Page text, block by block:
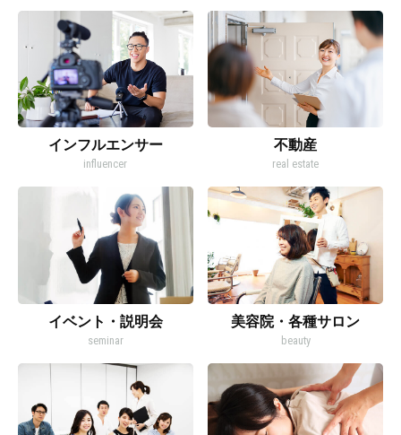
インフルエンサー
influencer
不動産
real estate
イベント・説明会
seminar
美容院・各種サロン
beauty